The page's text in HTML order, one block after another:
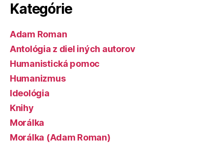
Kategórie
Adam Roman
Antológia z diel iných autorov
Humanistická pomoc
Humanizmus
Ideológia
Knihy
Morálka
Morálka (Adam Roman)